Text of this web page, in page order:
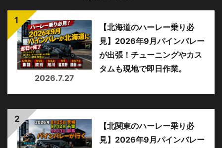
2026.7.27
【北海道のハーレー乗り必
見】2026年9月パインバレー
が出張！チューニングやカス
タムも現地で即日作業。
【北関東のハーレー乗り必
見】2026年9月パインバレー